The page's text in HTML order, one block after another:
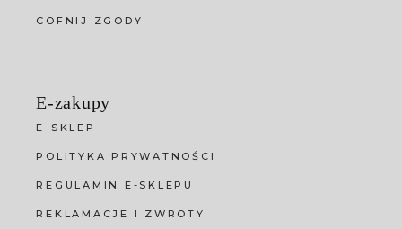
COFNIJ ZGODY
E-zakupy
E-SKLEP
POLITYKA PRYWATNOŚCI
REGULAMIN E-SKLEPU
REKLAMACJE I ZWROTY